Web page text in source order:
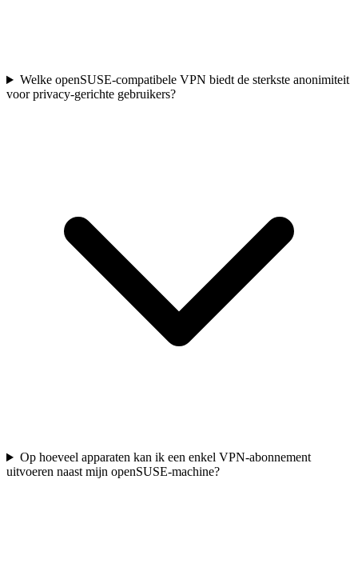
Welke openSUSE-compatibele VPN biedt de sterkste anonimiteit
voor privacy-gerichte gebruikers?
Op hoeveel apparaten kan ik een enkel VPN-abonnement
uitvoeren naast mijn openSUSE-machine?